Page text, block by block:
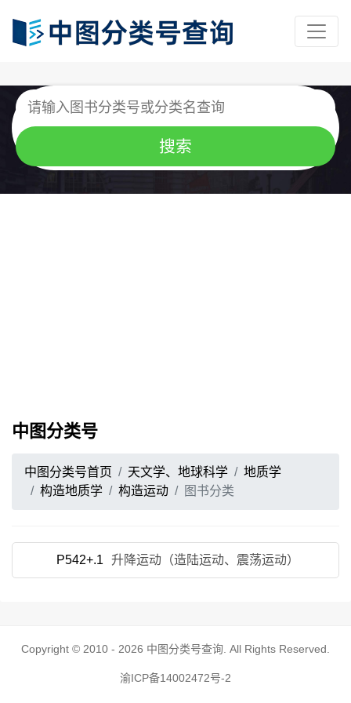
中图分类号
中图分类号首页 天文学、地球科学
地质学
构造地质学
构造运动 图书分类
P542+.1 升降运动（造陆运动、震荡运动）
Copyright © 2010 - 2026 中图分类号查询 . All Rights Reserved.
渝ICP备14002472号-2